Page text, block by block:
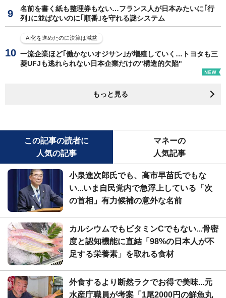
名前を書く紙も整理券もない…フランス人が日本みたいに｢行
列｣に並ばないのに｢順番｣を守れる謎システム
AI化を進めたのに決算は減益
一流企業ほど｢働かないオジサン｣が増殖していく…トヨタも三
菱UFJも逃れられない日本企業だけの"構造的欠陥"
もっと見る
この記事の読者に
人気の記事
マネーの
人気記事
小泉進次郎氏でも、高市早苗氏でもな
い...いま自民党内で急浮上している「次
の首相」有力候補の意外な名前
カルシウムでもビタミンCでもない...骨密
度と認知機能に直結「98%の日本人が不
足する栄養素」を取れる食材
外食するより断然ラクでお得で美味...元
水産庁職員が考案「1尾2000円の鮮魚丸